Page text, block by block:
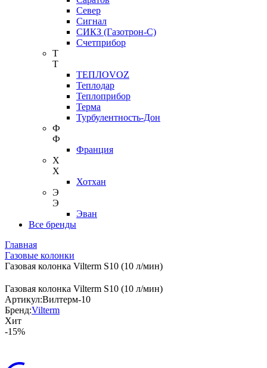
Север
Сигнал
СИКЗ (Газотрон-С)
Счетприбор
Т
Т
ТЕПЛОVOZ
Теплодар
Теплоприбор
Терма
Турбулентность-Дон
Ф
Ф
Франция
Х
Х
Хотхан
Э
Э
Эван
Все бренды
Главная
Газовые колонки
Газовая колонка Vilterm S10 (10 л/мин)
Газовая колонка Vilterm S10 (10 л/мин)
Артикул:Вилтерм-10
Бренд:Vilterm
Хит
-15%